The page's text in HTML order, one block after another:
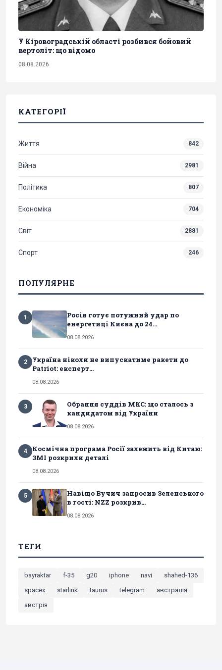
У Кіровоградській області розбився бойовий
вертоліт: що відомо
08.08.2026
КАТЕГОРІЇ
Життя 842
Війна 2981
Політика 807
Економіка 704
Світ 2881
Спорт 246
ПОПУЛЯРНЕ
1
Росія готує потужний удар по
енергетиці Києва до 24...
08.08.2026
2
Україна ніколи не випускатиме ракети до
Patriot: експерт...
08.08.2026
3
Обрання суддів МКС: що сталось з
кандидатом від України
08.08.2026
4
Космічна програма Росії залежить від Китаю:
ЗМІ розкрили деталі
08.08.2026
5
Навіщо Вучич запросив Зеленського
в гості: NZZ розкрив...
08.08.2026
ТЕГИ
bayraktar f-35 g20 iphone navi
shahed-136
spacex
starlink taurus telegram
австралія
австрія